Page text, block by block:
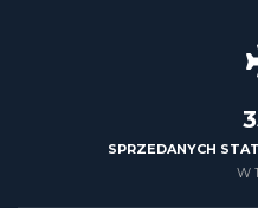
SPRZEDANYCH
W